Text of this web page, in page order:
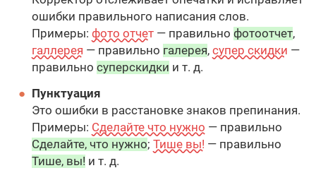
ошибки правильного написания слов.
Примеры: фото отчет — правильно фотоотчет,
галлерея — правильно галерея, супер скидки —
правильно суперскидки и т. д.
Пунктуация
Это ошибки в расстановке знаков препинания.
Примеры: Сделайте что нужно — правильно
Сделайте, что нужно; Тише вы! — правильно
Тише, вы! и т. д.